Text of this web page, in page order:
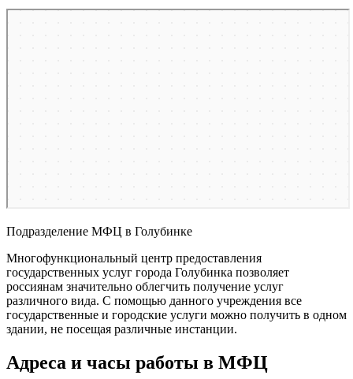
Подразделение МФЦ в Голубинке
Многофункциональный центр предоставления
государственных услуг города Голубинка позволяет
россиянам значительно облегчить получение услуг
различного вида. С помощью данного учреждения все
государственные и городские услуги можно получить в одном
здании, не посещая различные инстанции.
Адреса и часы работы в МФЦ